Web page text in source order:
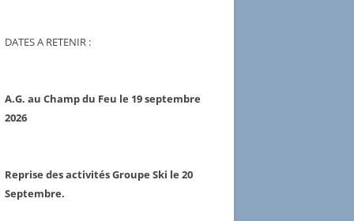
DATES A RETENIR :
A.G. au Champ du Feu le 19 septembre
2026
Reprise des activités Groupe Ski le 20
Septembre.